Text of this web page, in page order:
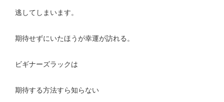
逃してしまいます。
期待せずにいたほうが幸運が訪れる。
ビギナーズラックは
期待する方法すら知らない